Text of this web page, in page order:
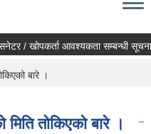
/ खोपकर्ता आवश्यकता सम्बन्धी सूचना ।
बारे ।
मिति तोकिएको बारे ।